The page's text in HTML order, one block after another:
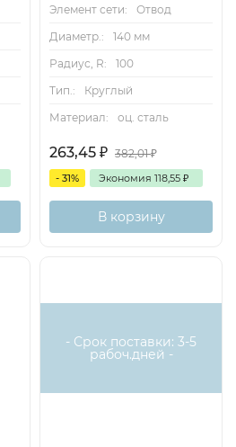
Элемент сети:
Отвод
Диаметр.:
140 мм
Радиус, R:
100
Тип.:
Круглый
Материал:
оц. сталь
263,45 ₽ 382,01₽
- 31% Экономия 118,55 ₽
В корзину
- Срок поставки: 3-5
рабоч.дней -